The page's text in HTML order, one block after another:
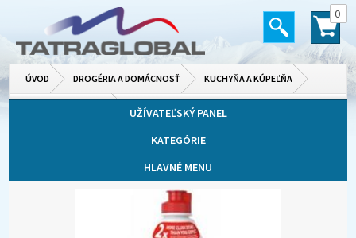
0
ÚVOD DROGÉRIA A DOMÁCNOSŤ KUCHYŇA A KÚPEĽŇA
UŽÍVATEĽSKÝ PANEL
KATEGÓRIE
HLAVNÉ MENU